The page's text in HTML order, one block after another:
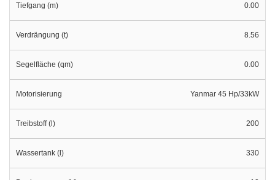
Tiefgang (m) 0.00
Verdrängung (t) 8.56
Segelfläche (qm) 0.00
Motorisierung Yanmar 45 Hp/33kW
Treibstoff (l) 200
Wassertank (l) 330